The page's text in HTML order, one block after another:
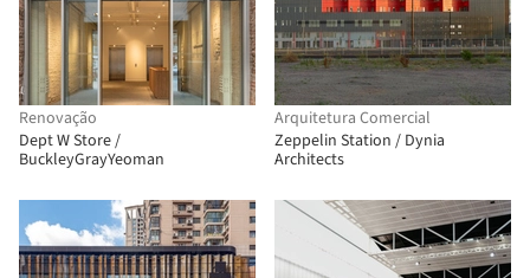
Renovação
Dept W Store /
BuckleyGrayYeoman
Arquitetura Comercial
Zeppelin Station / Dynia
Architects